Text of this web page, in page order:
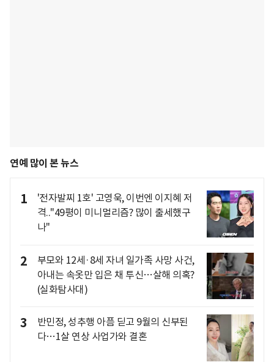
연예 많이 본 뉴스
1
'전자발찌 1호' 고영욱, 이번엔 이지혜 저
격.."49평이 미니멀리즘? 많이 출세했구
나"
2
부모와 12세·8세 자녀 일가족 사망 사건,
아내는 속옷만 입은 채 투신…살해 의혹?
(실화탐사대)
3
반민정, 성추행 아픔 딛고 9월의 신부된
다…1살 연상 사업가와 결혼